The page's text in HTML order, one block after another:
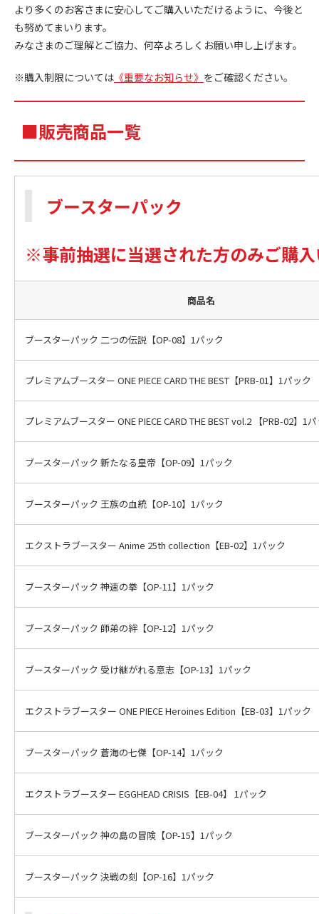
より多くのお客さまに安心してご購入いただけるように、今後と
も努めてまいります。
みなさまのご理解とご協力、何卒よろしくお願い申し上げます。
※購入制限については 《重要なお知らせ》 をご確認ください。
■販売商品一覧
ブースターパック
※事前抽選に当選された方のみご購
商品名
ブースターパック 二つの伝説【OP-08】1パック
プレミアムブースター ONE PIECE CARD THE BEST【PRB-01】1パック
プレミアムブースター ONE PIECE CARD THE BEST vol.2 【PRB-02】1
ブースターパック 新たなる皇帝【OP-09】1パック
ブースターパック 王族の血統【OP-10】1パック
エクストラブースター Anime 25th collection【EB-02】1パック
ブースターパック 神速の拳【OP-11】1パック
ブースターパック 師弟の絆【OP-12】1パック
ブースターパック 受け継がれる意志【OP-13】1パック
エクストラブースター ONE PIECE Heroines Edition【EB-03】1パック
ブースターパック 蒼海の七傑【OP-14】1パック
エクストラブースター EGGHEAD CRISIS【EB-04】 1パック
ブースターパック 神の島の冒険【OP-15】1パック
ブースターパック 決戦の刻【OP-16】1パック